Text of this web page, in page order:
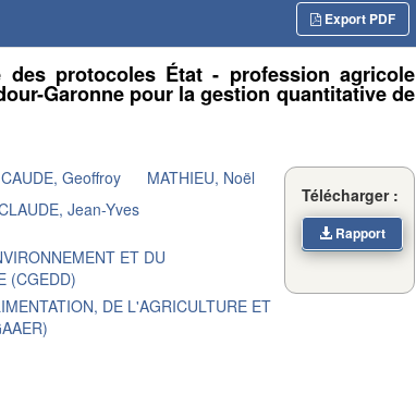
Export PDF
protocoles État - profession agricole
Garonne pour la gestion quantitative de
CAUDE, Geoffroy
MATHIEU, Noël
Jean-Yves
ET DU
(CGEDD)
DE L'AGRICULTURE ET
Télécharger :
Rapport